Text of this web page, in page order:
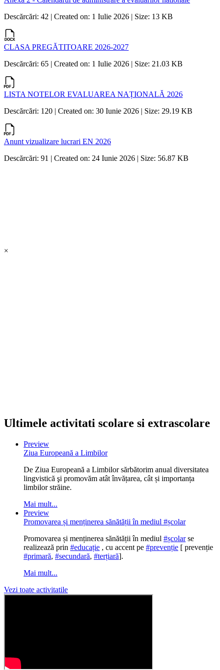
Descărcări: 42 | Created on: 1 Iulie 2026 | Size: 13 KB
CLASA PREGĂTITOARE 2026-2027
Descărcări: 65 | Created on: 1 Iulie 2026 | Size: 21.03 KB
LISTA NOTELOR EVALUAREA NAȚIONALĂ 2026
Descărcări: 120 | Created on: 30 Iunie 2026 | Size: 29.19 KB
Anunt vizualizare lucrari EN 2026
Descărcări: 91 | Created on: 24 Iunie 2026 | Size: 56.87 KB
×
Ultimele activitati scolare si extrascolare
Preview
Ziua Europeană a Limbilor
De Ziua Europeană a Limbilor sărbătorim anual diversitatea
lingvistică şi promovăm atât învățarea, cât și importanța
limbilor străine.
Mai mult...
Preview
Promovarea și menținerea sănătății în mediul #școlar
Promovarea și menținerea sănătății în mediul #școlarse
realizează prin #educație , cu accent pe #prevenție [ prevenție
#primară, #secundară, #terțiară].
Mai mult...
Vezi toate activitatile